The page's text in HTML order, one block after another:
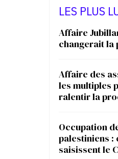
LES PLUS
Affaire
changerait la
Affaire des
les multiples
ralentir la
Occupation
palestiniens :
saisissent le